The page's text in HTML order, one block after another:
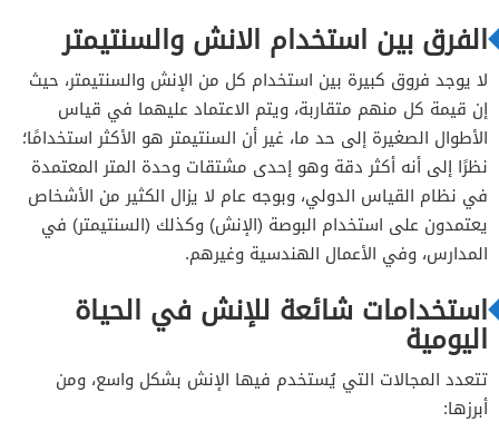
الفرق بين استخدام الانش والسنتيمتر
لا يوجد فروق كبيرة بين استخدام كل من الإنش والسنتيمتر، حيث
إن قيمة كل منهم متقاربة، ويتم الاعتماد عليهما في قياس
الأطوال الصغيرة إلى حد ما، غير أن السنتيمتر هو الأكثر استخدامًا؛
نظرًا إلى أنه أكثر دقة وهو إحدى مشتقات وحدة المتر المعتمدة
في نظام القياس الدولي، وبوجه عام لا يزال الكثير من الأشخاص
يعتمدون على استخدام البوصة (الإنش) وكذلك (السنتيمتر) في
المدارس، وفي الأعمال الهندسية وغيرهم.
استخدامات شائعة للإنش في الحياة
اليومية
تتعدد المجالات التي يُستخدم فيها الإنش بشكل واسع، ومن
أبرزها: